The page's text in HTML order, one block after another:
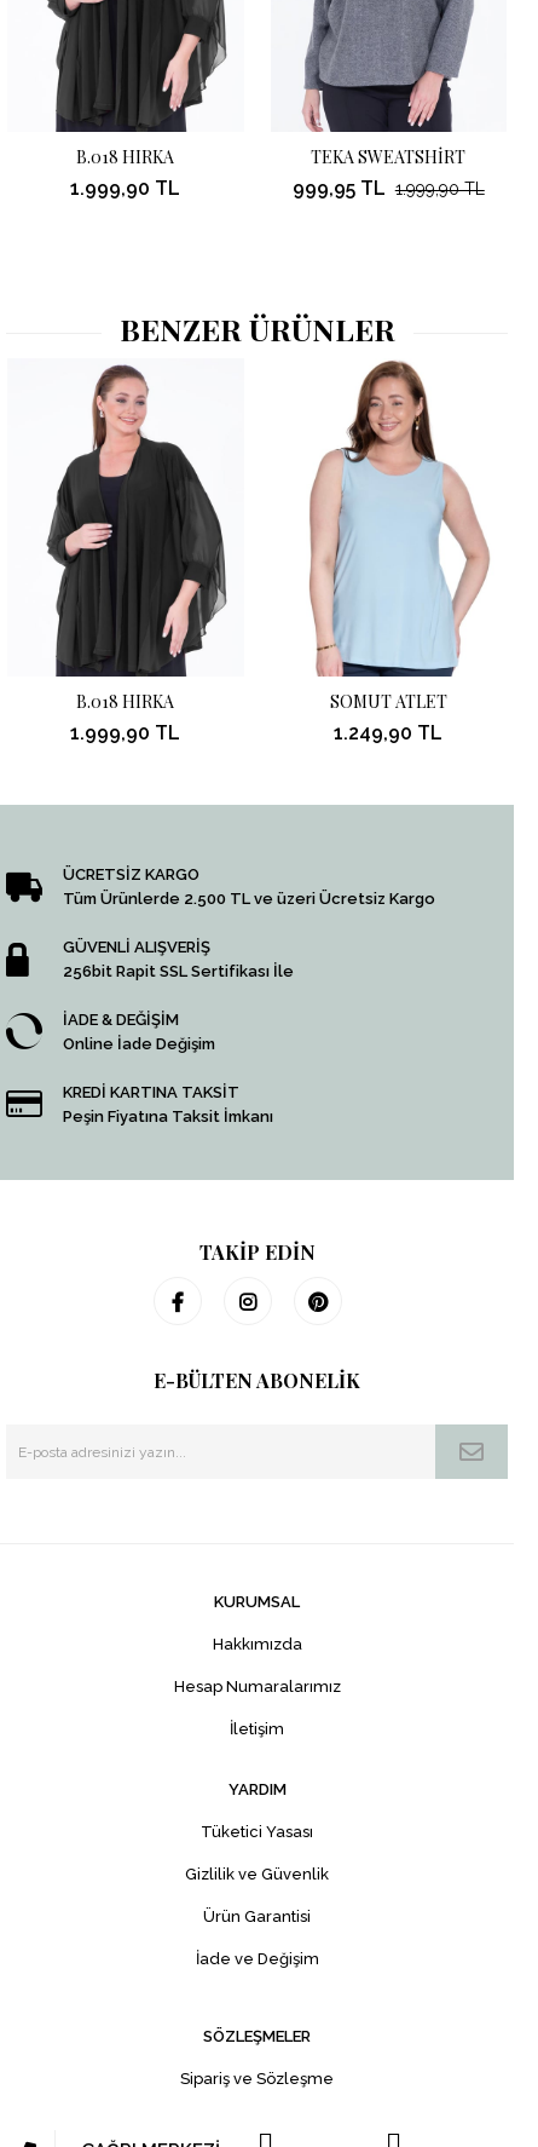
B.018 HIRKA
1.999,90 TL
TEKA SWEATSHİRT
999,95 TL 1.999,90 TL
BENZER ÜRÜNLER
B.018 HIRKA
1.999,90 TL
SOMUT ATLET
1.249,90 TL
ÜCRETSİZ KARGO
Tüm Ürünlerde 2.500 TL ve üzeri Ücretsiz Kargo
GÜVENLİ ALIŞVERİŞ
256bit Rapit SSL Sertifikası İle
İADE & DEĞİŞİM
Online İade Değişim
KREDİ KARTINA TAKSİT
Peşin Fiyatına Taksit İmkanı
TAKİP EDİN
E-BÜLTEN ABONELİK
KURUMSAL
Hakkımızda
Hesap Numaralarımız
İletişim
YARDIM
Tüketici Yasası
Gizlilik ve Güvenlik
Ürün Garantisi
İade ve Değişim
SÖZLEŞMELER
Sipariş ve Sözleşme